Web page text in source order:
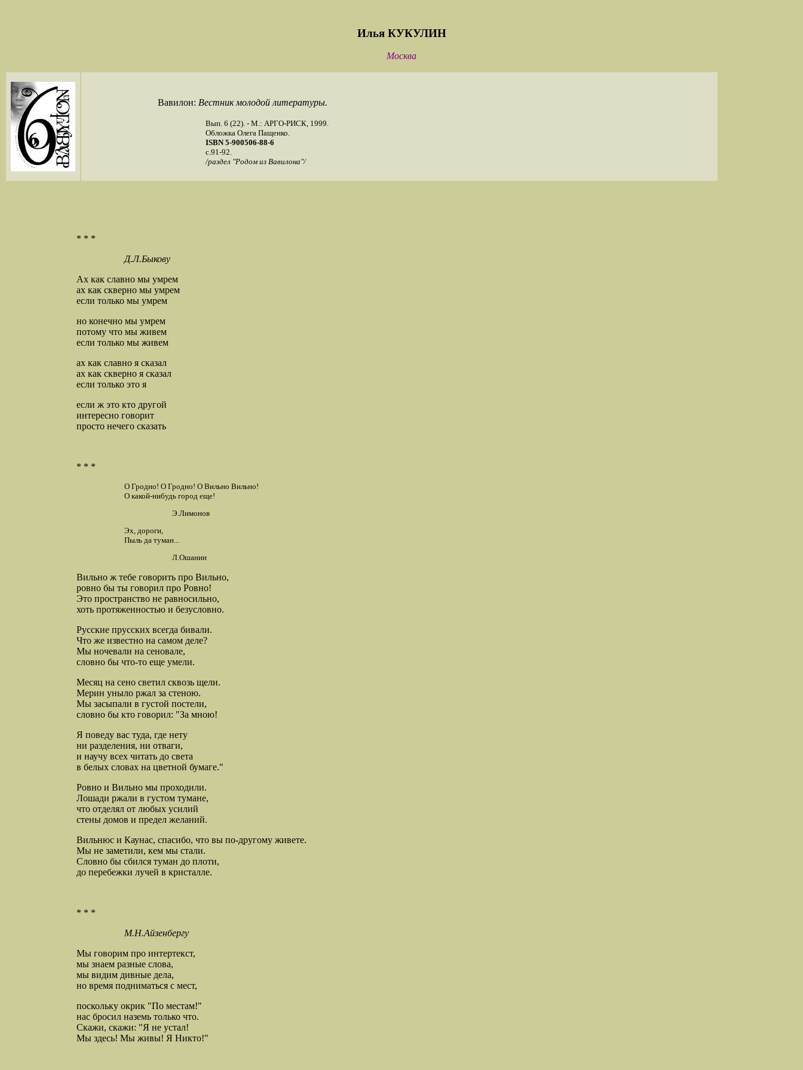
Илья КУКУЛИН
Москва
Вавилон: Вестник молодой литературы.
Вып. 6 (22). - М.: АРГО-РИСК, 1999.
Обложка Олега Пащенко.
ISBN 5-900506-88-6
c.91-92.
/раздел "Родом из Вавилона"/
* * *
Д.Л.Быкову
Ах как славно мы умрем
ах как скверно мы умрем
если только мы умрем
но конечно мы умрем
потому что мы живем
если только мы живем
ах как славно я сказал
ах как скверно я сказал
если только это я
если ж это кто другой
интересно говорит
просто нечего сказать
* * *
О Гродно! О Гродно! О Вильно Вильно!
О какой-нибудь город еще!
Э.Лимонов
Эх, дороги,
Пыль да туман...
Л.Ошанин
Вильно ж тебе говорить про Вильно,
ровно бы ты говорил про Ровно!
Это пространство не равносильно,
хоть протяженностью и безусловно.
Русские прусских всегда бивали.
Что же известно на самом деле?
Мы ночевали на сеновале,
словно бы что-то еще умели.
Месяц на сено светил сквозь щели.
Мерин уныло ржал за стеною.
Мы засыпали в густой постели,
словно бы кто говорил: "За мною!
Я поведу вас туда, где нету
ни разделения, ни отваги,
и научу всех читать до света
в белых словах на цветной бумаге."
Ровно и Вильно мы проходили.
Лошади ржали в густом тумане,
что отделял от любых усилий
стены домов и предел желаний.
Вильнюс и Каунас, спасибо, что вы по-другому живете.
Мы не заметили, кем мы стали.
Словно бы сбился туман до плоти,
до перебежки лучей в кристалле.
* * *
М.Н.Айзенбергу
Мы говорим про интертекст,
мы знаем разные слова,
мы видим дивные дела,
но время подниматься с мест,
поскольку окрик "По местам!"
нас бросил наземь только что.
Скажи, скажи: "Я не устал!
Мы здесь! Мы живы! Я Никто!"